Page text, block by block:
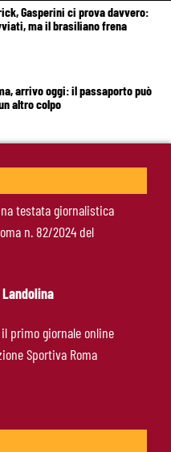
Gasperini ci prova davvero:
ma il brasiliano frena
arrivo oggi: il passaporto può
altro colpo
è ufficiale il rinnovo: “Avanti
la Roma: ufficiale il prestito al
testata giornalistica
n. 82/2024 del
il primo giornale online
Sportiva Roma